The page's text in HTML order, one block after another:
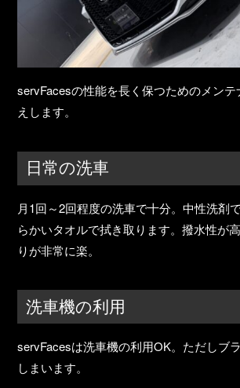
servFacesの性能を長く保つためのメン
えします。
日常の洗車
月1回～2回程度の洗車で十分。中性洗剤
らかいタオルで拭き取ります。撥水性が
りが非常に楽。
洗車機の利用
servFacesは洗車機の利用OK。ただしブ
しまいます。